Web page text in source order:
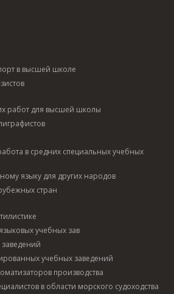
в высшей школе
работ для высшей школы
в средних специальных учебных
языку для других народов
стран
учебных зав
учебных заведений
производства
в области морского судоходства